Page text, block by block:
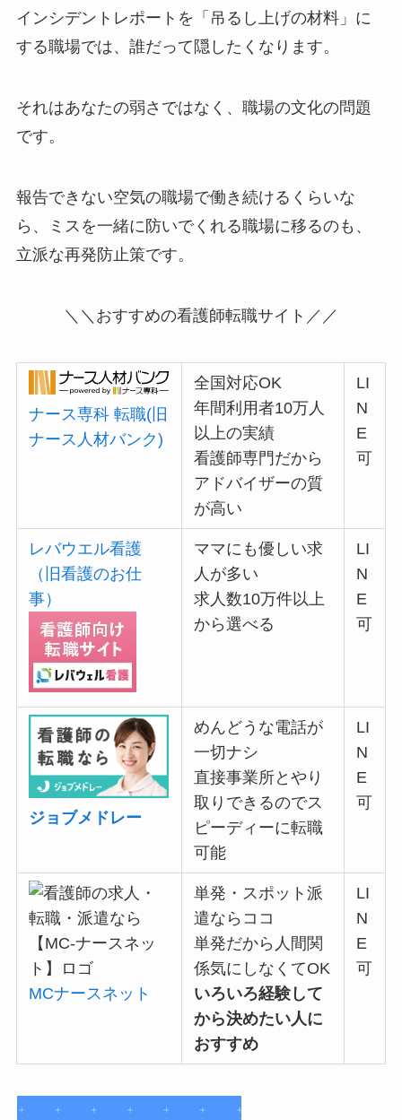
インシデントレポートを「吊るし上げの材料」に
する職場では、誰だって隠したくなります。
それはあなたの弱さではなく、 職場の文化の問題
です。
報告できない空気の職場で働き続けるくらいな
ら、
ミスを一緒に防いでくれる職場に移るのも、
立派な再発防止策です。
＼＼おすすめの看護師転職サイト／／
ナース専科 転職(旧
ナース人材バンク)
全国対応OK
年間利用者10万人
以上の実績
看護師専門だから
アドバイザーの質
が高い
LI
N
E
可
レバウエル看護
（旧看護のお仕
事）
ママにも優しい求
人が多い
求人数10万件以上
から選べる
LI
N
E
可
ジョブメドレー
めんどうな電話が
一切ナシ
直接事業所とやり
取りできるのでス
ピーディーに転職
可能
LI
N
E
可
MCナースネット
単発・スポット派
遣ならココ
単発だから 人間関
係気にしなくてOK
いろいろ経験して
から決めたい人に
おすすめ
LI
N
E
可